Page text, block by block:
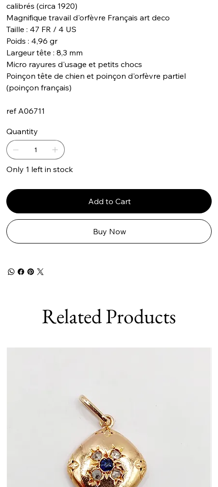
calibrés (circa 1920)
Magnifique travail d'orfèvre Français art deco
Taille : 47 FR / 4 US
Poids : 4,96 gr
Largeur tête : 8,3 mm
Micro rayures d'usage et petits chocs
Poinçon tête de chien et poinçon d'orfèvre partiel
(poinçon français)
ref A06711
Quantity
Only 1 left in stock
Add to Cart
Buy Now
Related Products